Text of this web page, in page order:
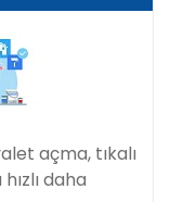
açma, tıkalı
daha